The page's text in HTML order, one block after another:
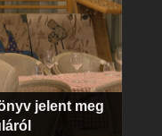
jelent meg